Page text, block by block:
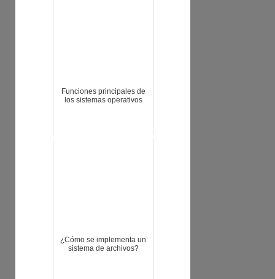
Funciones principales de
los sistemas operativos
¿Cómo se implementa un
sistema de archivos?